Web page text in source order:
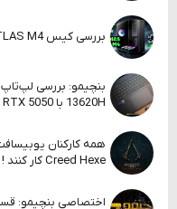
بررسی کیس GAMDIAS ATLAS M4 | آکواریومی قابل‌دفاع
13620H با RTX 5050
Creed Hexe کار کنند !
اختصاصی بنچیمو: